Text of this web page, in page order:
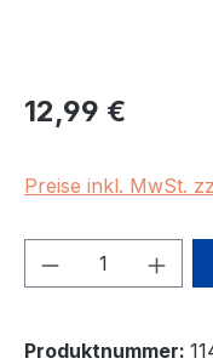
Regulärer Preis:
12,99 €
Preise inkl. MwSt.
Produkt
Produktnummer: